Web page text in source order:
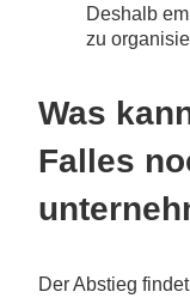
Deshalb
zu
Was
Falles
Der Abstieg